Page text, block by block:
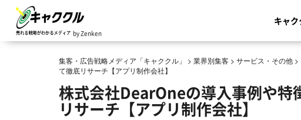
by Zenken
キャ
集客・広告戦略メディア「キャククル」 > 業界別集客 > サービス・その他 >
て徹底リサーチ【アプリ制作会社】
株式会社DearOneの導入事例や特
リサーチ【アプリ制作会社】